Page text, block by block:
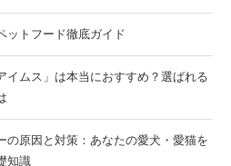
ットフード徹底ガイド
イムス」は本当におすすめ？選ばれる
の原因と対策：あなたの愛犬・愛猫を
知識